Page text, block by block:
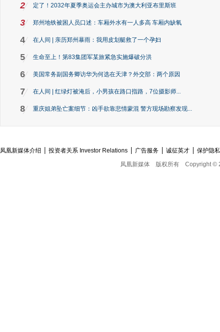
2 定了！2032年夏季奥运会主办城市为澳大利亚布里斯班
3 郑州地铁被困人员口述：车厢外水有一人多高 车厢内缺氧
4 在人间 | 亲历郑州暴雨：我用皮划艇救了一个孕妇
5 生命至上！第83集团军某旅紧急实施爆破分洪
6 美国常务副国务卿访华为何选在天津？外交部：两个原因
7 在人间 | 红绿灯被淹后，小男孩在路口指路，7位摄影师...
8 重庆姐弟坠亡案细节：凶手欲靠悲情蒙混 警方现场勘察发现...
凤凰新媒体介绍 投资者关系 Investor Relations 广告服务 诚征英才
保护隐
凤凰新媒体
版权所有 Copyright ©